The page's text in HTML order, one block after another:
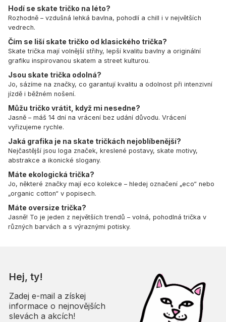
Hodí se skate tričko na léto?
Rozhodně – vzdušná lehká bavlna, pohodlí a chill i v největších
vedrech.
Čím se liší skate tričko od klasického trička?
Skate trička mají volnější střihy, lepší kvalitu bavlny a originální
grafiku inspirovanou skatem a street kulturou.
Jsou skate trička odolná?
Jo, sázíme na značky, co garantují kvalitu a odolnost při intenzivní
jízdě i běžném nošení.
Můžu tričko vrátit, když mi nesedne?
Jasně – máš 14 dní na vrácení bez udání důvodu. Vrácení
vyřizujeme rychle.
Jaká grafika je na skate tričkách nejoblíbenější?
Nejčastější jsou loga značek, kreslené postavy, skate motivy,
abstrakce a ikonické slogany.
Máte ekologická trička?
Jo, některé značky mají eco kolekce – hledej označení „eco“ nebo
„organic cotton“ v popisech.
Máte oversize trička?
Jasně! To je jeden z největších trendů – volná, pohodlná trička v
různých barvách a s výraznými potisky.
Hej, ty!
Zadej e-mail a získej
informace o nejnovějších
slevách a akcích!